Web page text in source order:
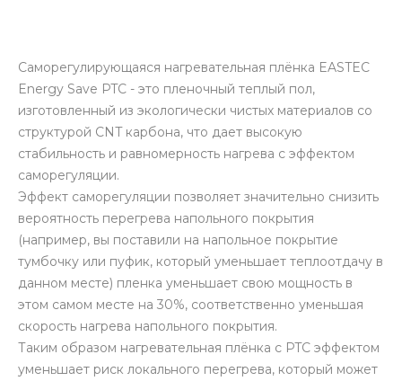
Саморегулирующаяся нагревательная плёнка EASTEC
Energy Save PTC - это пленочный теплый пол,
изготовленный из экологически чистых материалов со
структурой CNT карбона, что дает высокую
стабильность и равномерность нагрева с эффектом
саморегуляции.
Эффект саморегуляции позволяет значительно снизить
вероятность перегрева напольного покрытия
(например, вы поставили на напольное покрытие
тумбочку или пуфик, который уменьшает теплоотдачу в
данном месте) пленка уменьшает свою мощность в
этом самом месте на 30%, соответственно уменьшая
скорость нагрева напольного покрытия.
Таким образом нагревательная плёнка с PTC эффектом
уменьшает риск локального перегрева, который может